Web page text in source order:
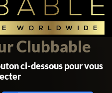
Clubbable
ci-dessous pour vous